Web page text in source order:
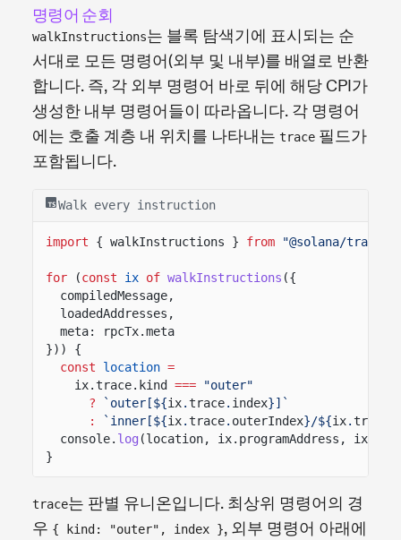
명령어 순회
walkInstructions는 블록 탐색기에 표시되는 순
서대로 모든 명령어(외부 및 내부)를 배열로 반환
합니다. 즉, 각 외부 명령어 바로 뒤에 해당 CPI가
생성한 내부 명령어들이 따라옵니다. 각 명령어
에는 호출 계층 내 위치를 나타내는 trace 필드가
포함됩니다.
Walk every instruction
import { walkInstructions } from "@solana/
for (const ix of walkInstructions ({
compiledMessage,
loadedAddresses,
meta: rpcTx.meta
})) {
const
location =
ix.trace.kind
===
"outer"
?
`outer[${ix.trace. index}]`
:
`inner[${ix.trace. outerIndex}/${ix.trace
console. log (location, ix.programAddress,
}
trace는 판별 유니온입니다. 최상위 명령어의 경
우 { kind: "outer", index }, 외부 명령어 아래에